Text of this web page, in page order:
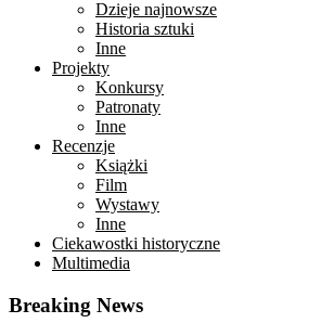
Dzieje najnowsze
Historia sztuki
Inne
Projekty
Konkursy
Patronaty
Inne
Recenzje
Książki
Film
Wystawy
Inne
Ciekawostki historyczne
Multimedia
Breaking News